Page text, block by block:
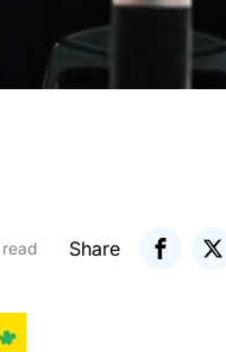
read Share